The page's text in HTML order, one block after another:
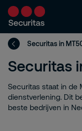
Securitas in
Securitas
Securitas staat in de
dienstverlening. Dit
beste bedrijven in